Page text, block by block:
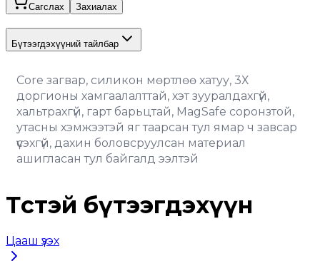
Сагслах Захиалах
Бүтээгдэхүүний тайлбар
Core загвар, силикон мөртлөө хатуу, 3Х
доргионы хамгаалалттай, хэт зууралдахгүй,
хальтрахгүй, гарт барьцтай, MagSafe соронзтой,
утасны хэмжээтэй яг таарсан тул ямар ч завсар
үүсэхгүй, дахин боловсруулсан материал
ашигласан тул байгалд ээлтэй
Төстэй бүтээгдэхүүн
Цааш үзэх